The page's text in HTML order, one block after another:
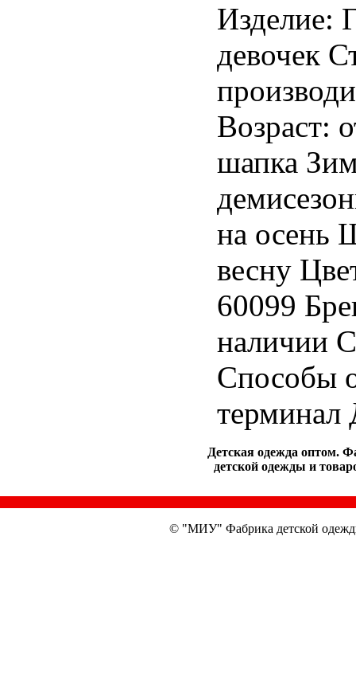
Изделие:
девочек
Возраст:
шапка
на осень
весну
60099
наличии
Способы
терминал
Детская одежда оптом.
детской одежды и
© "МИУ" Фабрика детской